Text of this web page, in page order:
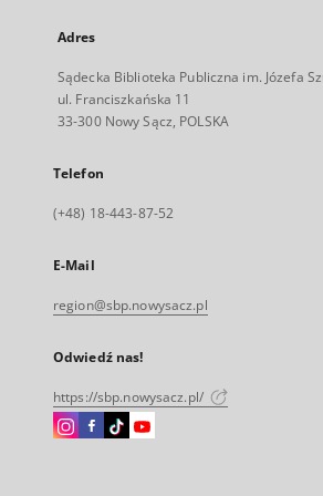
Adres
Sądecka Biblioteka Publiczna im. Józefa
ul. Franciszkańska 11
33-300 Nowy Sącz, POLSKA
Telefon
(+48) 18-443-87-52
E-Mail
region@sbp.nowysacz.pl
Odwiedź nas!
https://sbp.nowysacz.pl/
Instagram
Facebook
InstagramInstagram